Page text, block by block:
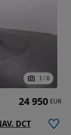
1 / 6
DCT
24 950 EUR